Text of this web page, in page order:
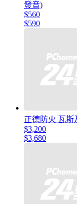
發音)
$560
$590
正德防火 瓦斯
$3,200
$3,680